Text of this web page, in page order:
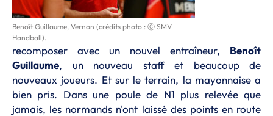
Benoît Guillaume, Vernon (crédits photo : Ⓒ SMV
Handball).
recomposer avec un nouvel entraîneur, Benoît
Guillaume, un nouveau staff et beaucoup de
nouveaux joueurs. Et sur le terrain, la mayonnaise a
bien pris. Dans une poule de N1 plus relevée que
jamais, les normands n'ont laissé des points en route